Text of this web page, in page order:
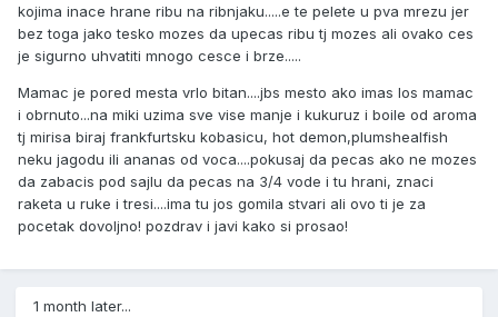
kojima inace hrane ribu na ribnjaku.....e te pelete u pva mrezu jer
bez toga jako tesko mozes da upecas ribu tj mozes ali ovako ces
je sigurno uhvatiti mnogo cesce i brze.....
Mamac je pored mesta vrlo bitan....jbs mesto ako imas los mamac
i obrnuto...na miki uzima sve vise manje i kukuruz i boile od aroma
tj mirisa biraj frankfurtsku kobasicu, hot demon,plumshealfish
neku jagodu ili ananas od voca....pokusaj da pecas ako ne mozes
da zabacis pod sajlu da pecas na 3/4 vode i tu hrani, znaci
raketa u ruke i tresi....ima tu jos gomila stvari ali ovo ti je za
pocetak dovoljno! pozdrav i javi kako si prosao!
1 month later...